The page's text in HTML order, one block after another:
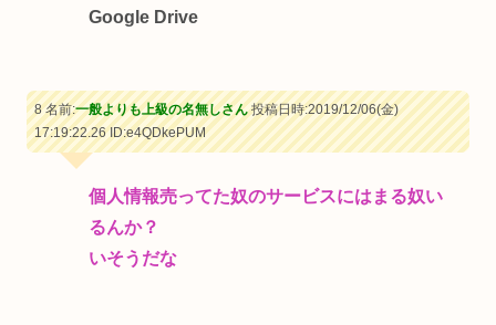
Google Drive
8 名前:一般よりも上級の名無しさん投稿日時:2019/12/06(金)
17:19:22.26ID:e4QDkePUM
個人情報売ってた奴のサービスにはまる奴い
るんか？
いそうだな